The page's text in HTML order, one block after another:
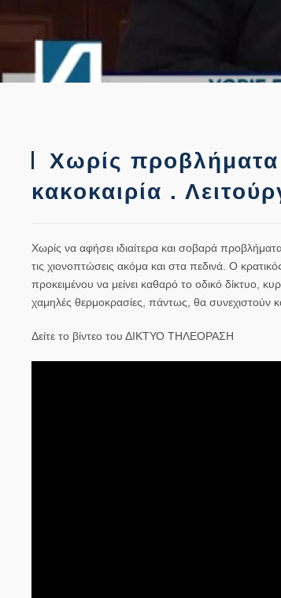
Χωρίς
κακοκαιρία .
Χωρίς να αφήσει ιδιαίτερα και σοβαρά
τις χιονοπτώσεις ακόμα και στα πεδινά. Ο
προκειμένου να μείνει καθαρό το οδικό δίκτυο,
χαμηλές θερμοκρασίες, πάντως, θα συνεχιστούν και
Δείτε το βίντεο του ΔΙΚΤΥΟ ΤΗΛΕΟΡΑΣΗ